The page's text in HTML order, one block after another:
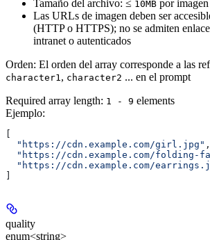
Tamaño del archivo: ≤ 10MB por imagen
Las URLs de imagen deben ser
(HTTP o HTTPS); no se admiten
intranet o autenticados
Orden: El orden del array corresponde a las
character1, character2 ... en el prompt
Required array length: 1 - 9 elements
Ejemplo:
  "https://cdn.example.com/girl.jpg"
,
"https://cdn.example.com/folding-
"https://cdn.example.com/
quality
enum<string>